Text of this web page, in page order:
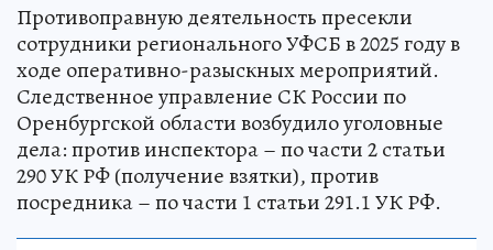
Противоправную деятельность пресекли
сотрудники регионального УФСБ в 2025 году в
ходе оперативно-разыскных мероприятий.
Следственное управление СК России по
Оренбургской области возбудило уголовные
дела: против инспектора – по части 2 статьи
290 УК РФ (получение взятки), против
посредника – по части 1 статьи 291.1 УК РФ.